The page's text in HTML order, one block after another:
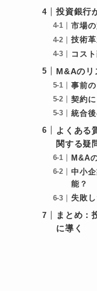
投資銀行
市場
技術
コス
M&Aのリ
事前
契約
統合
よくある
関する疑
M&A
中小
能？
失敗
まとめ：
に導く